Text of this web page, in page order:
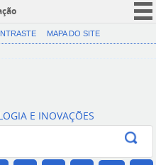
CORONAVÍRUS (COVID-19)
Canais
MAPA DO SITE
E INOVAÇÕES